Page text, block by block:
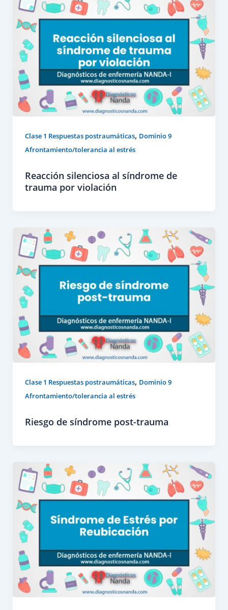
Clase 1 Respuestas postraumáticas, Dominio 9
Afrontamiento/tolerancia al estrés
Reacción silenciosa al síndrome de
trauma por violación
Clase 1 Respuestas postraumáticas, Dominio 9
Afrontamiento/tolerancia al estrés
Riesgo de síndrome post-trauma